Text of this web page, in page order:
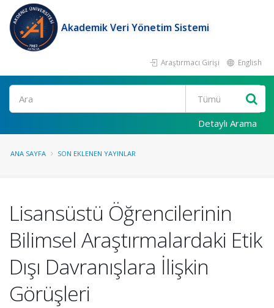
Akademik Veri Yönetim Sistemi
Araştırmacı Girişi English
Ara
Detaylı Arama
ANA SAYFA SON EKLENEN YAYINLAR
Lisansüstü Öğrencilerinin
Bilimsel Araştırmalardaki Etik
Dışı Davranışlara İlişkin
Görüşleri